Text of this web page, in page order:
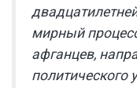
мирный
афганцев,
политического